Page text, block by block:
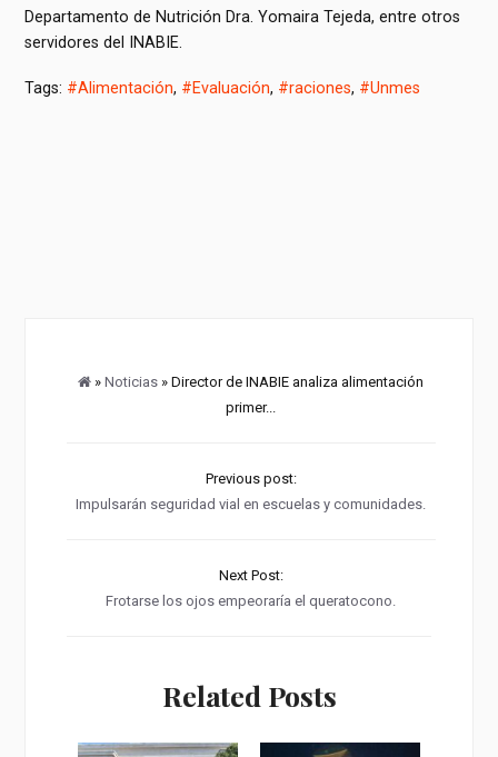
Departamento de Nutrición Dra. Yomaira Tejeda, entre otros
servidores del INABIE.
Tags: #Alimentación, #Evaluación, #raciones, #Unmes
»Noticias » Director de INABIE analiza alimentación
primer...
Previous post:
Impulsarán seguridad vial en escuelas y comunidades.
Next Post:
Frotarse los ojos empeoraría el queratocono.
Related Posts